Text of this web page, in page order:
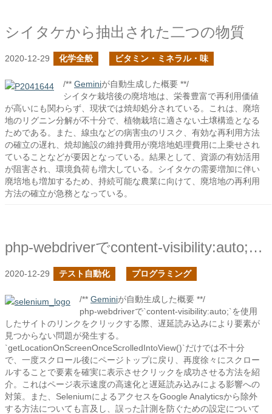
シイタケから抽出された二つの物質
2020-12-29 化学全般 ビタミン・ミネラル・味
/** Geminiが自動生成した概要 **/
シイタケ栽培後の廃培地は、栄養豊富で再利用価値
が高いにも関わらず、現状では焼却処分されている。これは、廃培
地のリグニン分解が不十分で、植物栽培に適さない土壌構造となる
ためである。また、線虫などの病害虫のリスク、有効な再利用方法
の確立の遅れ、焼却施設の維持費用が廃培地処理費用に上乗せされ
ていることなどが要因となっている。結果として、資源の有効活用
が阻害され、環境負荷も増大している。シイタケの需要増加に伴い
廃培地も増加するため、持続可能な農業に向けて、廃培地の再利用
方法の確立が急務となっている。
php-webdriverでcontent-visibility:auto;を利用しているページのリンクをクリックする
2020-12-29 テスト自動化 プログラミング
/** Geminiが自動生成した概要 **/
php-webdriverで`content-visibility:auto;`を使用
したサイトのリンクをクリックする際、遅延読み込みにより要素が
見つからない問題が発生する。
`getLocationOnScreenOnceScrolledIntoView()`だけでは不十分
で、一度スクロール後にページトップに戻り、再度徐々にスクロー
ルすることで要素を確実に表示させクリックを成功させる方法を紹
介。これはページ表示速度の高速化と遅延読み込みによる影響への
対策。また、SeleniumによるアクセスをGoogle Analyticsから除外
する方法についても言及し、誤った計測を防ぐための設定について